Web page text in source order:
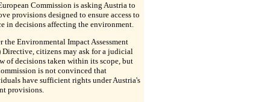
Commission is asking Austria to
provisions designed to ensure access to
in decisions affecting the environment.
the Environmental Impact Assessment
Directive, citizens may ask for a judicial
of decisions taken within its scope, but
is not convinced that
have sufficient rights under Austria's
provisions.